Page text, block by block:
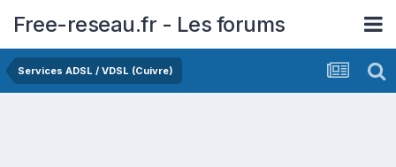
Free-reseau.fr - Les forums
Services ADSL / VDSL (Cuivre)